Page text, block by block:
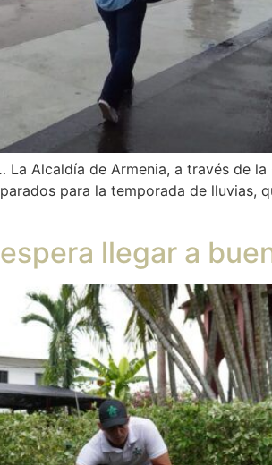
Alcaldía de Armenia, a través de
para la temporada de lluvias,
llegar a